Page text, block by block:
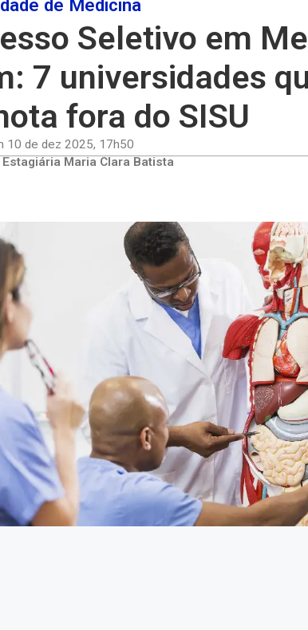
de Medicina
Seletivo em
7 universidades
fora do SISU
10 de dez 2025, 17h50
Estagiária Maria Clara Batista